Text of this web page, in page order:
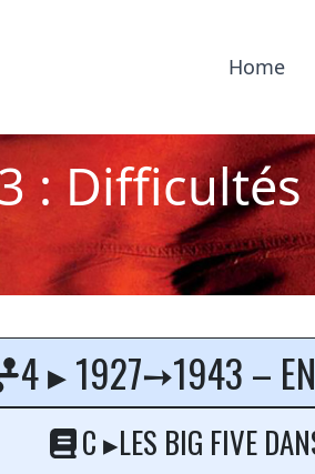
Home
: Difficultés
4 ▸ 1927➙1943 –
C ▸LES BIG FIVE